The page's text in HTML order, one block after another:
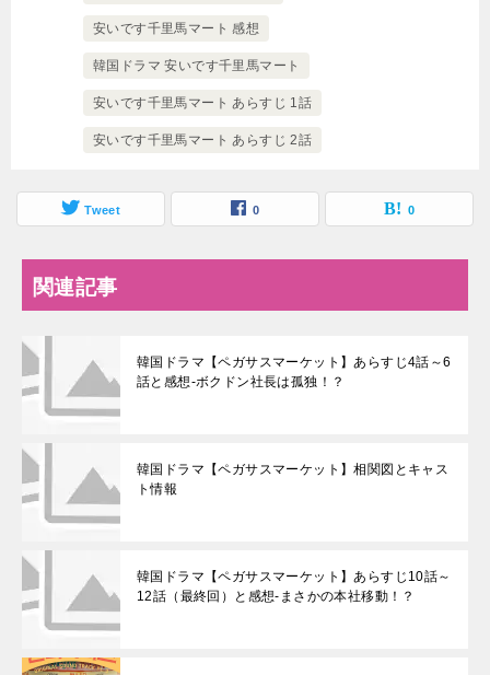
安いです千里馬マート 感想
韓国ドラマ 安いです千里馬マート
安いです千里馬マート あらすじ 1話
安いです千里馬マート あらすじ 2話
Tweet 0 0
関連記事
韓国ドラマ【ペガサスマーケット】あらすじ4話～6
話と感想-ボクドン社長は孤独！？
韓国ドラマ【ペガサスマーケット】相関図とキャス
ト情報
韓国ドラマ【ペガサスマーケット】あらすじ10話～
12話（最終回）と感想-まさかの本社移動！？